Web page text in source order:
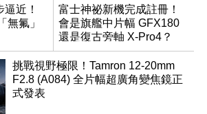
近！
無氟」
富士神祕新機完成註冊！
會是旗艦中片幅 GFX180
還是復古旁軸 X-Pro4？
挑戰視野極限！Tamron 12-20mm
F2.8 (A084) 全片幅超廣角變焦鏡正
式發表